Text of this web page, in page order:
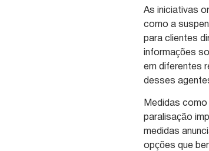
As iniciativas
como a
para clientes
informações
em diferentes
desses
Medidas
paralisação
medidas
opções que